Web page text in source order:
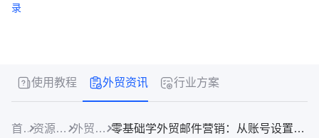
心
录
使用教程 外贸资讯 行业方案
首页 资源中心 外贸资讯 零基础学外贸邮件营销：从账号设置到客户转化教程